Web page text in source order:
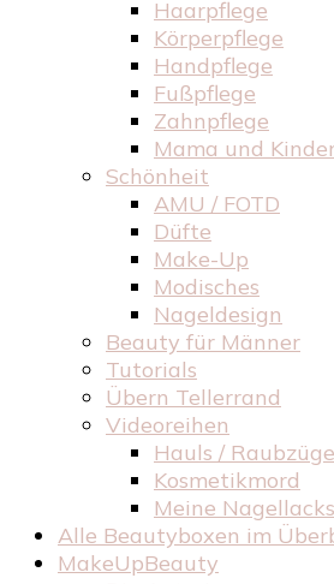
Haarpflege
Körperpflege
Handpflege
Fußpflege
Zahnpflege
Mama und
Schönheit
AMU / FOTD
Düfte
Make-Up
Modisches
Nageldesign
Beauty für Männer
Tutorials
Übern Tellerrand
Videoreihen
Hauls / Raubzüge
Kosmetikmord
Meine
Alle Beautyboxen im
MakeUpBeauty